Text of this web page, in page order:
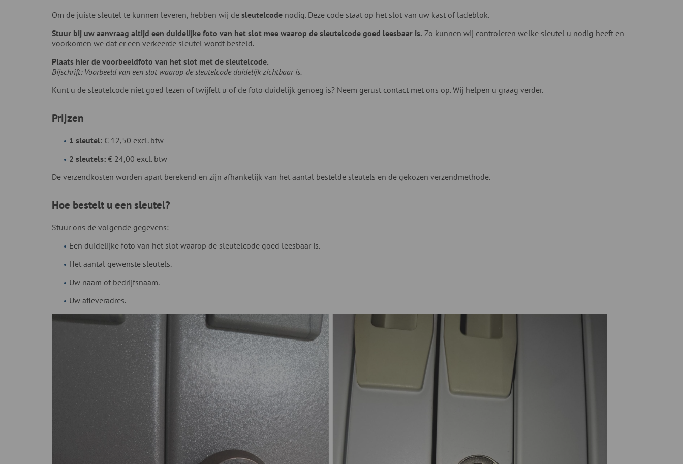
Om de juiste sleutel te kunnen leveren, hebben wij de sleutelcode nodig. Deze code staat op het slot van uw kast of ladeblok.
Stuur bij uw aanvraag altijd een duidelijke foto van het slot mee waarop de sleutelcode goed leesbaar is. Zo kunnen wij controleren welke sleutel u nodig heeft en
voorkomen we dat er een verkeerde sleutel wordt besteld.
Plaats hier de voorbeeldfoto van het slot met de sleutelcode.
Bijschrift: Voorbeeld van een slot waarop de sleutelcode duidelijk zichtbaar is.
Kunt u de sleutelcode niet goed lezen of twijfelt u of de foto duidelijk genoeg is? Neem gerust contact met ons op. Wij helpen u graag verder.
Prijzen
1 sleutel: € 12,50 excl. btw
2 sleutels: € 24,00 excl. btw
De verzendkosten worden apart berekend en zijn afhankelijk van het aantal bestelde sleutels en de gekozen verzendmethode.
Hoe bestelt u een sleutel?
Stuur ons de volgende gegevens:
Een duidelijke foto van het slot waarop de sleutelcode goed leesbaar is.
Het aantal gewenste sleutels.
Uw naam of bedrijfsnaam.
Uw afleveradres.